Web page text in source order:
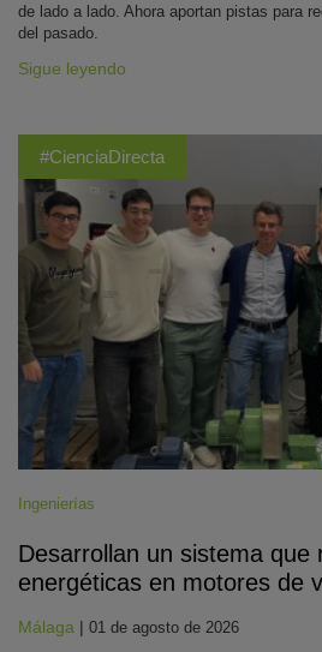
de lado a lado. Ahora aportan pistas para
del pasado.
Sigue leyendo
#CienciaDirecta
Ingenierías
Desarrollan un sistema que
energéticas en motores de
Málaga | 01 de agosto de 2026